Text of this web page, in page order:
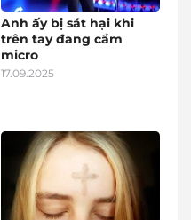
Anh ấy bị sát hại khi
trên tay đang cầm
micro
17.09.2025